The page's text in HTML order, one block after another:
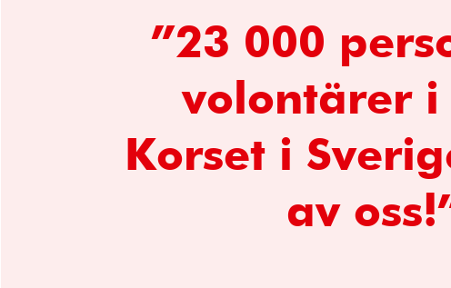
”23 000
volontärer i
Korset i
av